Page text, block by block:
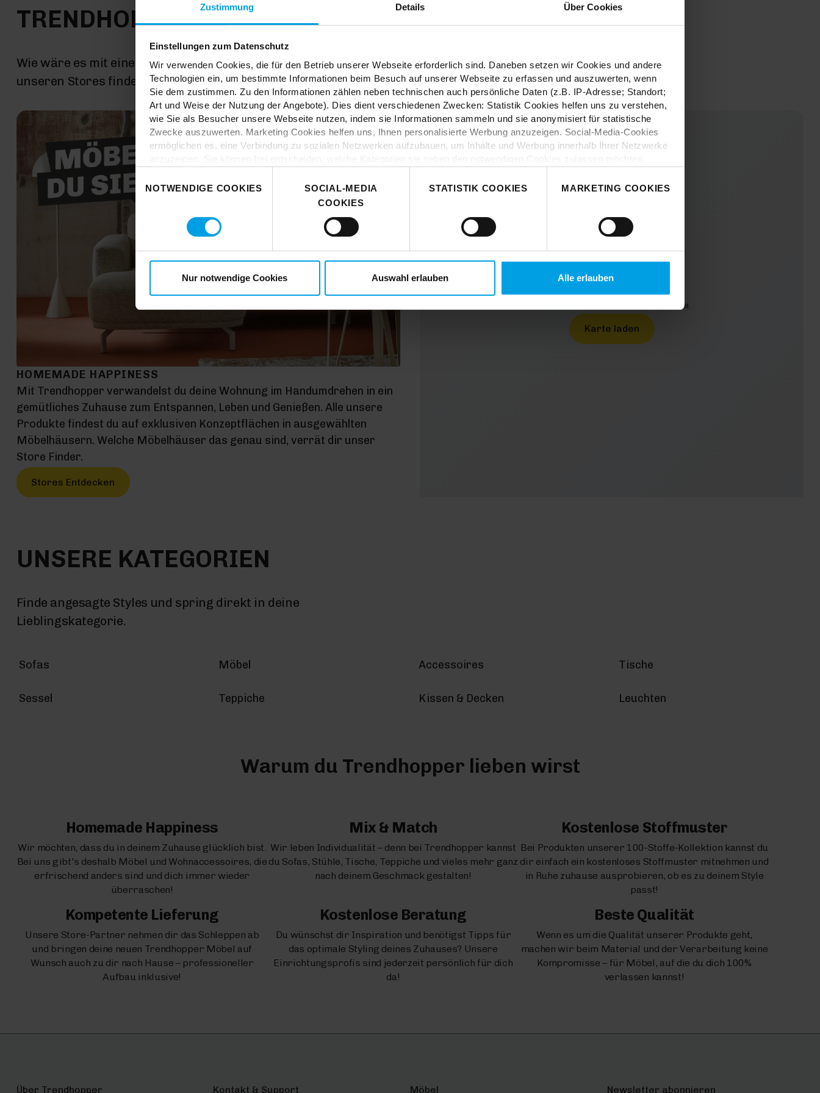
Zustimmung Details Über Cookies
Einstellungen zum Datenschutz
Wir verwenden Cookies, die für den Betrieb unserer Webseite erforderlich sind. Daneben setzen wir Cookies und andere
Technologien ein, um bestimmte Informationen beim Besuch auf unserer Webseite zu erfassen und auszuwerten, wenn
Sie dem zustimmen. Zu den Informationen zählen neben technischen auch persönliche Daten (z.B. IP-Adresse; Standort;
Art und Weise der Nutzung der Angebote). Dies dient verschiedenen Zwecken: Statistik Cookies helfen uns zu verstehen,
wie Sie als Besucher unsere Webseite nutzen, indem sie Informationen sammeln und sie anonymisiert für statistische
Zwecke auszuwerten. Marketing Cookies helfen uns, Ihnen personalisierte Werbung anzuzeigen. Social-Media-Cookies
ermöglichen es, eine Verbindung zu sozialen Netzwerken aufzubauen, um Inhalte und Werbung innerhalb Ihrer Netzwerke
dem Einsatz aller Cookies einverstanden sind. Über „ Einstellungen“ können sie eine Auswahl treffen. Sie können eine
erteilte Einwilligung jederzeit mit Wirkung für die Zukunft widerrufen. Für weitere Informationen lesen Sie bitte unsere
Einwilligungsauswahl
NOTWENDIGE COOKIES
SOCIAL-MEDIA
COOKIES
STATISTIK COOKIES MARKETING COOKIES
Nur notwendige Cookies Auswahl erlauben Alle erlauben
TRENDHOPPER STORES
Wie wäre es mit einer großen Portion Inspiration und Kreativität? In
unseren Stores findest du alle Trendhopper Möbel, Stoffe und Styles.
HOMEMADE HAPPINESS
Mit Trendhopper verwandelst du deine Wohnung im Handumdrehen in ein
gemütliches Zuhause zum Entspannen, Leben und Genießen. Alle unsere
Produkte findest du auf exklusiven Konzeptflächen in ausgewählten
Möbelhäusern. Welche Möbelhäuser das genau sind, verrät dir unser
Store Finder.
Stores Entdecken
Durch das Laden akzeptieren Sie die
Datenschutzbestimmungen von Google.
Karte laden
UNSERE KATEGORIEN
Finde angesagte Styles und spring direkt in deine
Lieblingskategorie.
Sofas Möbel Accessoires Tische
Sessel Teppiche Kissen & Decken Leuchten
Warum du Trendhopper lieben wirst
Homemade Happiness
Wir möchten, dass du in deinem Zuhause glücklich bist.
Bei uns gibt's deshalb Möbel und Wohnaccessoires, die
erfrischend anders sind und dich immer wieder
überraschen!
Mix & Match
Wir leben Individualität – denn bei Trendhopper kannst
du Sofas, Stühle, Tische, Teppiche und vieles mehr ganz
nach deinem Geschmack gestalten!
Kostenlose Stoffmuster
Bei Produkten unserer 100-Stoffe-Kollektion kannst du
dir einfach ein kostenloses Stoffmuster mitnehmen und
in Ruhe zuhause ausprobieren, ob es zu deinem Style
passt!
Kompetente Lieferung
Unsere Store-Partner nehmen dir das Schleppen ab
und bringen deine neuen Trendhopper Möbel auf
Wunsch auch zu dir nach Hause – professioneller
Aufbau inklusive!
Kostenlose Beratung
Du wünschst dir Inspiration und benötigst Tipps für
das optimale Styling deines Zuhauses? Unsere
Einrichtungsprofis sind jederzeit persönlich für dich
da!
Beste Qualität
Wenn es um die Qualität unserer Produkte geht,
machen wir beim Material und der Verarbeitung keine
Kompromisse – für Möbel, auf die du dich 100%
verlassen kannst!
Über Trendhopper Kontakt & Support Möbel Newsletter abonnieren